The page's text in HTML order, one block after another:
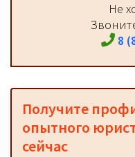
Не
8
Получите
опытного
сейчас